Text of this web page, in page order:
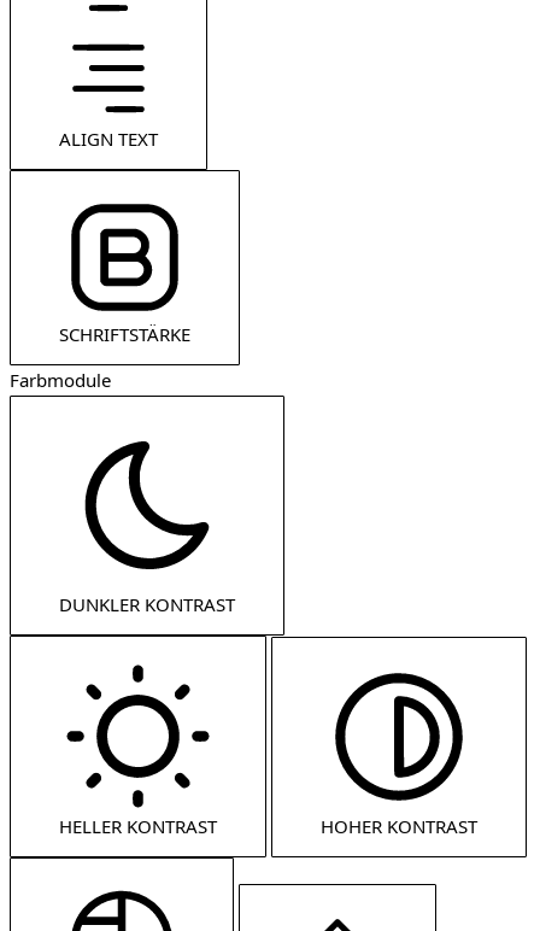
ALIGN TEXT
SCHRIFTSTÄRKE
Farbmodule
DUNKLER KONTRAST
HELLER KONTRAST HOHER KONTRAST